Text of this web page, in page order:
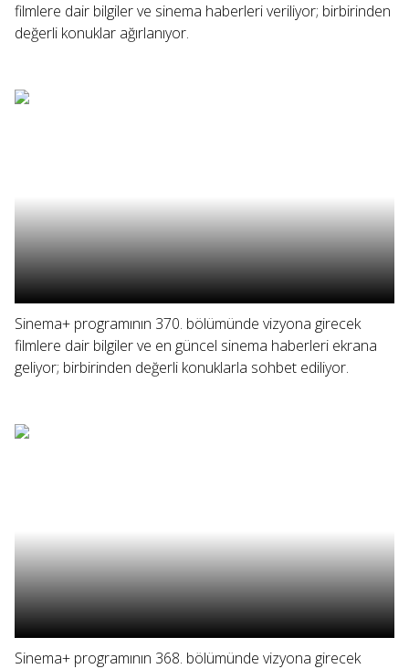
filmlere dair bilgiler ve sinema haberleri veriliyor; birbirinden
değerli konuklar ağırlanıyor.
Sinema+ programının 370. bölümünde vizyona girecek
filmlere dair bilgiler ve en güncel sinema haberleri ekrana
geliyor; birbirinden değerli konuklarla sohbet ediliyor.
Sinema+ programının 368. bölümünde vizyona girecek